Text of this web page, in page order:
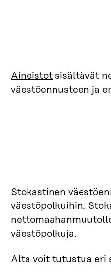
Aineistot sisältävät
väestöennusteen ja
Stokastinen
väestöpolkuihin.
väestöpolkuja.
Alta voit tutustua eri